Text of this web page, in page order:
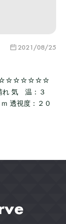
2021/08/25
温：３
透視度：２０